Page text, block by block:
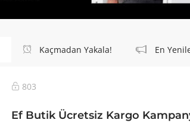
Kaçmadan Yakala! En
803
Ef Butik Ücretsiz Kargo